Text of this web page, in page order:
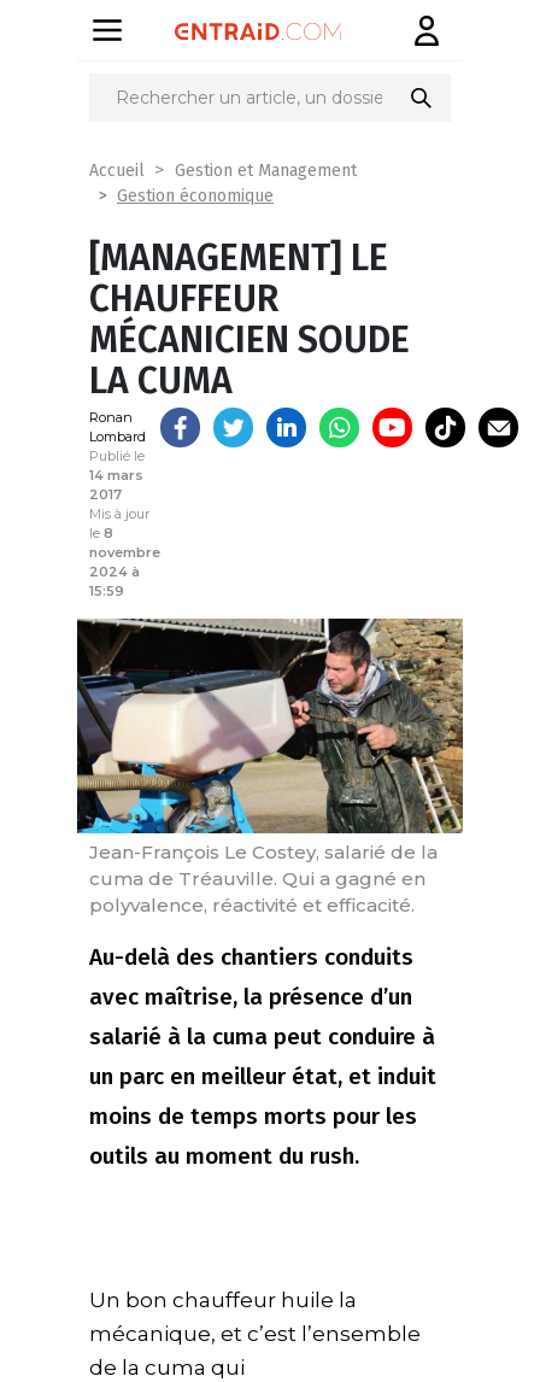
Partager
Accueil
Gestion et Management
Gestion économique
[MANAGEMENT] LE
CHAUFFEUR
MÉCANICIEN SOUDE
LA CUMA
Ronan
Lombard
Publié le
14 mars
2017
Mis à jour
le 8
novembre
2024 à
15:59
Jean-François Le Costey, salarié de la
cuma de Tréauville. Qui a gagné en
polyvalence, réactivité et efficacité.
Au-delà des chantiers conduits
avec maîtrise, la présence d’un
salarié à la cuma peut conduire à
un parc en meilleur état, et induit
moins de temps morts pour les
outils au moment du rush.
Un bon chauffeur huile la
mécanique, et c’est l’ensemble
de la cuma qui